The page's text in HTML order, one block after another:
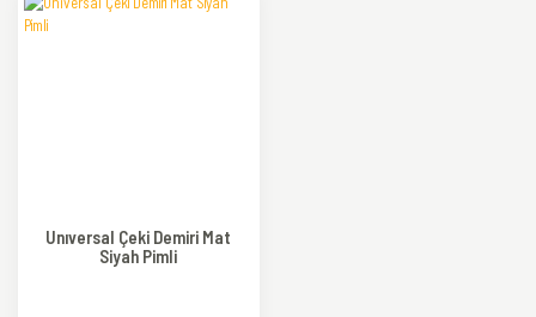
Unıversal Çeki Demiri Mat
Siyah Pimli